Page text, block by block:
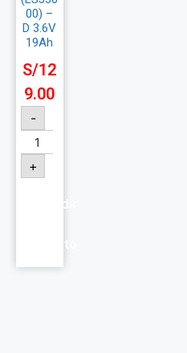
00) –
D 3.6V
19Ah
S/12
9.00
-
+
Añadir
carrito